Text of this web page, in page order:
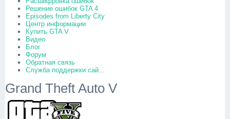
Решение ошибок GTA 4
Episodes from Liberty City
Центр информации
Купить GTA V
Видео
Блог
Форум
Обратная связь
Служба поддержки сай...
Grand Theft Auto V